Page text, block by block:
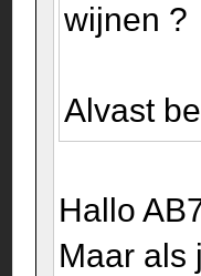
wijnen ?
Alvast
Hallo
Maar als